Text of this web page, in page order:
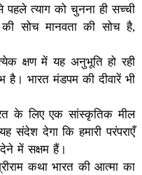
त्याग को चुनना ही सच्ची
सोच मानवता की सोच है,
क्षण में यह अनुभूति हो रही
है। भारत मंडपम की दीवारें भी
के लिए एक सांस्कृतिक मील
संदेश देगा कि हमारी परंपराएँ
में सक्षम हैं।
कथा भारत की आत्मा का